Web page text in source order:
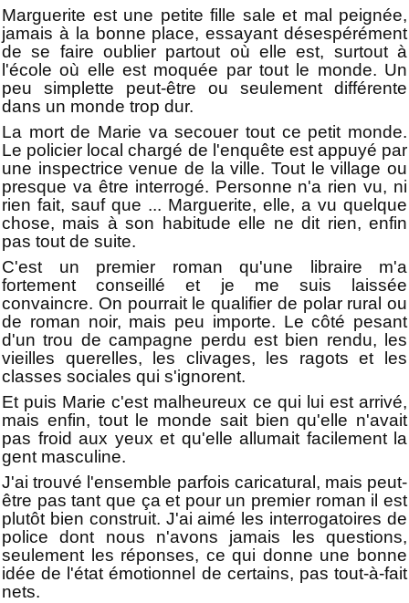
Marguerite est une petite fille sale et mal peignée,
jamais à la bonne place, essayant désespérément
de se faire oublier partout où elle est, surtout à
l'école où elle est moquée par tout le monde. Un
peu simplette peut-être ou seulement différente
dans un monde trop dur.
La mort de Marie va secouer tout ce petit monde.
Le policier local chargé de l'enquête est appuyé par
une inspectrice venue de la ville. Tout le village ou
presque va être interrogé. Personne n'a rien vu, ni
rien fait, sauf que ... Marguerite, elle, a vu quelque
chose, mais à son habitude elle ne dit rien, enfin
pas tout de suite.
C'est un premier roman qu'une libraire m'a
fortement conseillé et je me suis laissée
convaincre. On pourrait le qualifier de polar rural ou
de roman noir, mais peu importe. Le côté pesant
d'un trou de campagne perdu est bien rendu, les
vieilles querelles, les clivages, les ragots et les
classes sociales qui s'ignorent.
Et puis Marie c'est malheureux ce qui lui est arrivé,
mais enfin, tout le monde sait bien qu'elle n'avait
pas froid aux yeux et qu'elle allumait facilement la
gent masculine.
J'ai trouvé l'ensemble parfois caricatural, mais peut-
être pas tant que ça et pour un premier roman il est
plutôt bien construit. J'ai aimé les interrogatoires de
police dont nous n'avons jamais les questions,
seulement les réponses, ce qui donne une bonne
idée de l'état émotionnel de certains, pas tout-à-fait
nets.